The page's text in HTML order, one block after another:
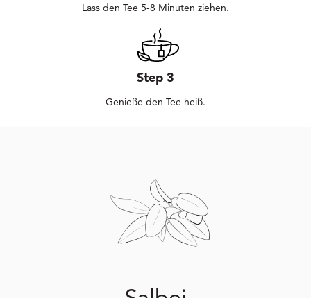
Lass den Tee 5-8 Minuten ziehen.
Step 3
Genieße den Tee heiß.